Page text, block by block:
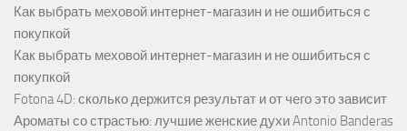
Как выбрать меховой интернет-магазин и не ошибиться с
покупкой
Как выбрать меховой интернет-магазин и не ошибиться с
покупкой
Fotona 4D: сколько держится результат и от чего это зависит
Ароматы со страстью: лучшие женские духи Antonio Banderas